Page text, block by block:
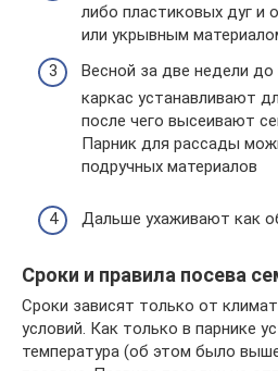
либо пластиковых дуг и
или укрывным
Весной за две недели
каркас устанавливают
после чего высеивают
Парник для рассады
подручных материалов
Дальше ухаживают как
Сроки и правила посева
Сроки зависят только от
условий. Как только в парнике
температура (об этом было